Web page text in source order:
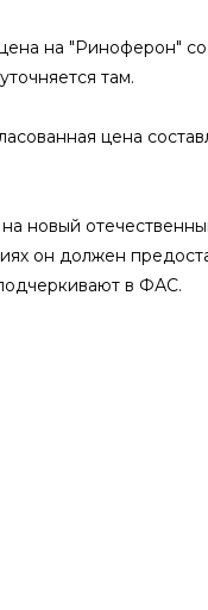
на "Риноферон"
там.
цена
новый
он должен
в ФАС.